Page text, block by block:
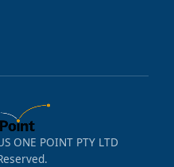
ONE POINT PTY LTD